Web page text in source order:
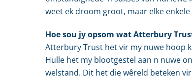
weet ek droom groot, maar elke enkele
Hoe sou jy opsom wat Atterbury
Atterbury Trust het vir my nuwe hoop
Hulle het my blootgestel aan n nuwe
welstand. Dit het die wêreld beteken